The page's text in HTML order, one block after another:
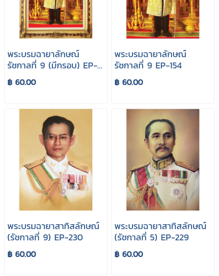
พระบรมฉายาลักษณ์
รัชกาลที่ 9 (มีกรอบ) EP-
153
฿ 60.00
พระบรมฉายาลักษณ์
รัชกาลที่ 9 EP-154
฿ 60.00
พระบรมฉายาสาทิสลักษณ์
(รัชกาลที่ 9) EP-230
฿ 60.00
พระบรมฉายาสาทิสลักษณ์
(รัชกาลที่ 5) EP-229
฿ 60.00